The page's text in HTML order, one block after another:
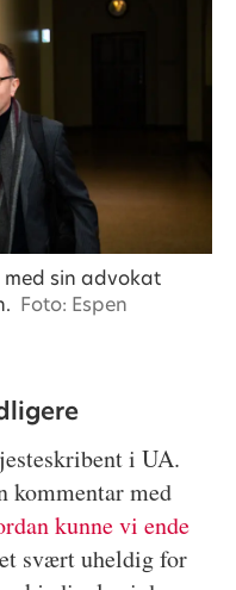
med sin advokat
Foto: Espen
i UA.
kommentar med
kunne vi ende
svært uheldig for